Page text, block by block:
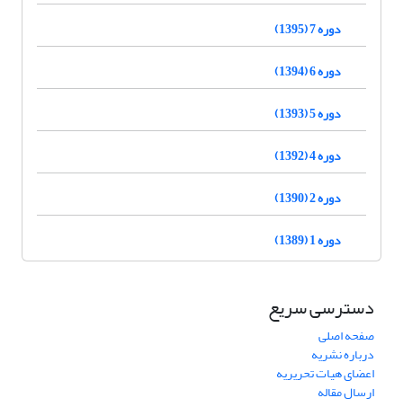
دوره 7 (1395)
دوره 6 (1394)
دوره 5 (1393)
دوره 4 (1392)
دوره 2 (1390)
دوره 1 (1389)
دسترسی سریع
صفحه اصلی
درباره نشریه
اعضای هیات تحریریه
ارسال مقاله